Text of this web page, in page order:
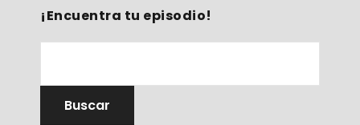
¡Encuentra tu episodio!